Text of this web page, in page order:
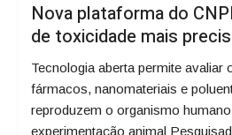
Nova plataforma do
de toxicidade mais
Tecnologia aberta permite avaliar
fármacos, nanomateriais e
reproduzem o organismo
experimentação animal